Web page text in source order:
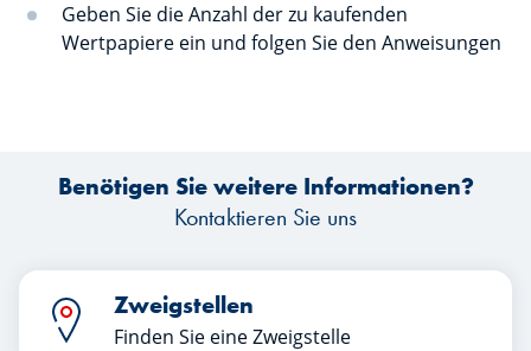
Geben Sie die Anzahl der zu kaufenden
Wertpapiere ein und folgen Sie den Anweisungen
Benötigen Sie weitere Informationen?
Kontaktieren Sie uns
Zweigstellen
Finden Sie eine Zweigstelle